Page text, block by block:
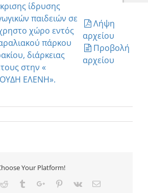
ίδρυσης
παιδειών σε
χώρο εντός
πάρκου
διάρκειας
στην «
ΕΛΕΝΗ».
Λήψη
αρχείου
Προβολή
αρχείου
Your Platform!
Reddit TumblrGoogle+Pinterest
Vk Email